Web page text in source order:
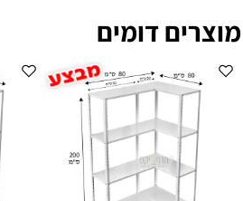
מוצרים דומים